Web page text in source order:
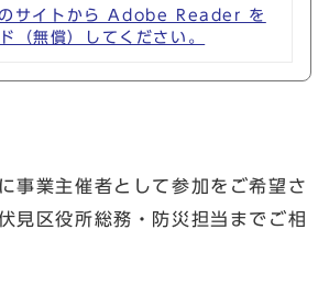
サイトから Adobe Reader を
（無償）してください。
事業主催者として参加をご希望さ
見区役所総務・防災担当までご相